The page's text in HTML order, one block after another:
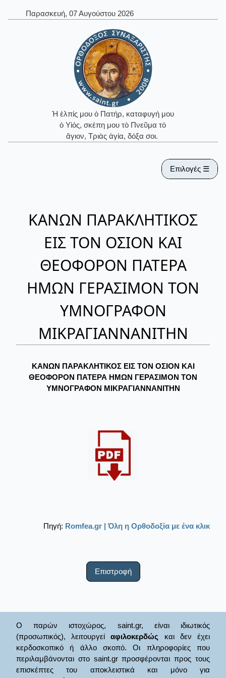
Παρασκευή, 07 Αυγούστου 2026
Ἡ ἐλπίς μου ὁ Πατήρ, καταφυγή μου
ὁ Υἱός, σκέπη μου τὸ Πνεῦμα τὸ
ἅγιον, Τριὰς ἁγία, δόξα σοι.
Επιλογές ☰
ΚΑΝΩΝ ΠΑΡΑΚΛΗΤΙΚΟΣ
ΕΙΣ ΤΟΝ ΟΣΙΟΝ ΚΑΙ
ΘΕΟΦΟΡΟΝ ΠΑΤΕΡΑ
ΗΜΩΝ ΓΕΡΑΣΙΜΟΝ ΤΟΝ
ΥΜΝΟΓΡΑΦΟΝ
ΜΙΚΡΑΓΙΑΝΝΑΝΙΤΗΝ
ΚΑΝΩΝ ΠΑΡΑΚΛΗΤΙΚΟΣ ΕΙΣ ΤΟΝ ΟΣΙΟΝ ΚΑΙ
ΘΕΟΦΟΡΟΝ ΠΑΤΕΡΑ ΗΜΩΝ ΓΕΡΑΣΙΜΟΝ ΤΟΝ
ΥΜΝΟΓΡΑΦΟΝ ΜΙΚΡΑΓΙΑΝΝΑΝΙΤΗΝ
Πηγή: Romfea.gr | Όλη η Ορθοδοξία με ένα κλικ
Επιστροφή
Ο παρών ιστοχώρος, saint.gr, είναι ιδιωτικός
(προσωπικός), λειτουργείαφιλοκερδώς και δεν έχει
κερδοσκοπικό ή άλλο σκοπό. Οι πληροφορίες που
περιλαμβάνονται στο saint.gr προσφέρονται προς τους
επισκέπτες του αποκλειστικά και μόνο για